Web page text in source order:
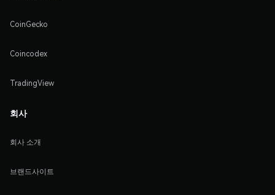
CoinGecko
Coincodex
TradingView
회사
회사 소개
브랜드사이트